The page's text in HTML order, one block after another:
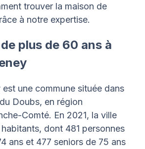
trouver la maison de
à notre expertise.
plus de 60 ans à
une commune située dans
Doubs, en région
Comté. En 2021, la ville
dont 481 personnes
ans et 477 seniors de 75 ans